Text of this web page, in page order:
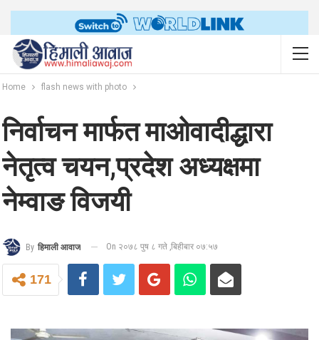
Home flash news with photo
निर्वाचन मार्फत माओवादीद्धारा
नेतृत्व चयन,प्रदेश अध्यक्षमा
नेम्वाङ विजयी
By हिमाली आवाज On २०७८ पुष ८ गते ,बिहीबार ०७:५७
171